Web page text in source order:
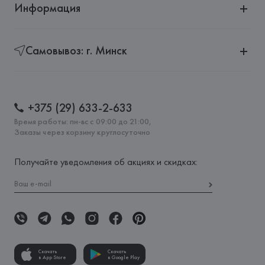
Информация
Самовывоз: г. Минск
+375 (29) 633-2-633
Время работы: пн-вс с 09:00 до 21:00,
Заказы через корзину круглосуточно
Получайте уведомления об акциях и скидках:
Скачать
в App Store
Скачать
в Google Play